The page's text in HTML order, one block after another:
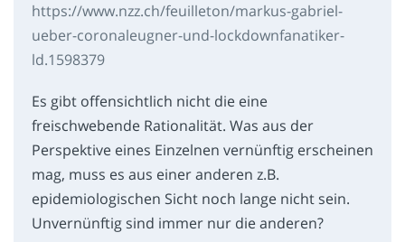
https://www.nzz.ch/feuilleton/markus-gabriel-
ueber-coronaleugner-und-lockdownfanatiker-
ld.1598379
Es gibt offensichtlich nicht die eine
freischwebende Rationalität. Was aus der
Perspektive eines Einzelnen vernünftig erscheinen
mag, muss es aus einer anderen z.B.
epidemiologischen Sicht noch lange nicht sein.
Unvernünftig sind immer nur die anderen?